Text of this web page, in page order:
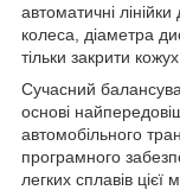
автоматичні
колеса, діаметра
тільки закрити
Сучасний
основі
автомобільного
програмного
легких сплавів